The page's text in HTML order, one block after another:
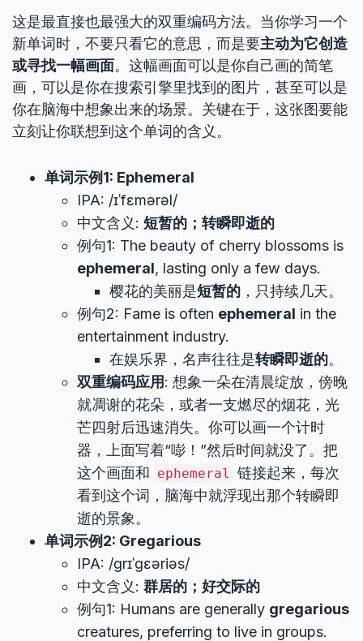
这是最直接也最强大的双重编码方法。当你学习一个
新单词时，不要只看它的意思，而是要主动为它创造
或寻找一幅画面。这幅画面可以是你自己画的简笔
画，可以是你在搜索引擎里找到的图片，甚至可以是
你在脑海中想象出来的场景。关键在于，这张图要能
立刻让你联想到这个单词的含义。
单词示例1: Ephemeral
IPA: /ɪˈfɛmərəl/
中文含义: 短暂的；转瞬即逝的
例句1: The beauty of cherry blossoms is
ephemeral, lasting only a few days.
樱花的美丽是短暂的 ，只持续几天。
例句2: Fame is often ephemeral in the
entertainment industry.
在娱乐界，名声往往是转瞬即逝的。
双重编码应用: 想象一朵在清晨绽放，傍晚
就凋谢的花朵，或者一支燃尽的烟花，光
芒四射后迅速消失。你可以画一个计时
器，上面写着“嘭！”然后时间就没了。把
这个画面和 ephemeral 链接起来，每次
看到这个词，脑海中就浮现出那个转瞬即
逝的景象。
单词示例2: Gregarious
IPA: /ɡrɪˈɡɛəriəs/
中文含义: 群居的；好交际的
例句1: Humans are generally gregarious
creatures, preferring to live in groups.